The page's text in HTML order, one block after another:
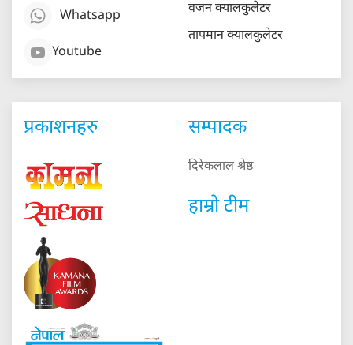
Whatsapp
Youtube
वजन क्यालकुलेटर
तापमान क्यालकुलेटर
प्रकाशनहरु सम्पादक
दिरेकलाल श्रेष्ठ
हाम्रो टीम